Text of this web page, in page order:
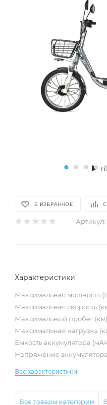
В ИЗБРАННОЕ
Артикул:
Характеристики
Максимальная мощность
Максимальная скорость
Максимальный пробег (км)
Максимальная нагрузка
Емкость аккумулятора
Напряжение
Все характеристики
Все товары категории